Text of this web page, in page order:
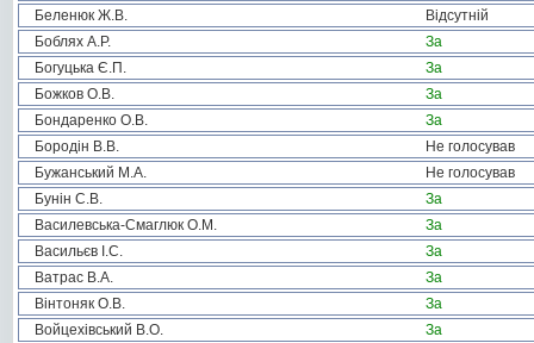
Беленюк Ж.В.
Відсутній
Боблях А.Р.
За
Богуцька Є.П.
За
Божков О.В.
За
Бондаренко О.В.
За
Бородін В.В.
Не голосував
Бужанський М.А.
Не голосував
Бунін С.В.
За
Василевська-Смаглюк О.М.
За
Васильєв І.С.
За
Ватрас В.А.
За
Вінтоняк О.В.
За
Войцехівський В.О.
За